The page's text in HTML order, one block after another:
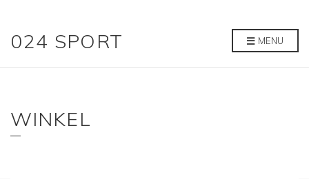
024 SPORT MENU
WINKEL